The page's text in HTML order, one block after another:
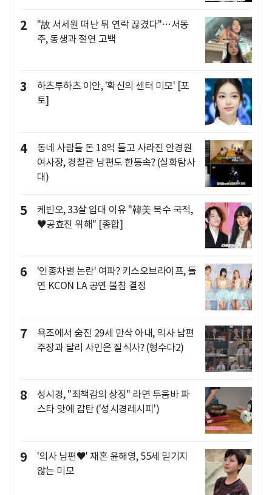
2
"故 서세원 떠난 뒤 연락 끊겼다"…서동
주, 동생과 절연 고백
3
하츠투하츠 이안, '확신의 센터 미모' [포
토]
4
동네 사람들 돈 18억 들고 사라진 안경원
여사장, 경찰관 남편도 한통속? (실화탐사
대)
5
케빈오, 33살 입대 이유 "韓美 복수 국적,
♥공효진 위해" [종합]
6
'인종차별 논란' 여파? 키스오브라이프, 돌
연 KCON LA 공연 불참 결정
7
욕조에서 숨진 29세 만삭 아내, 의사 남편
주장과 달리 사인은 질식사? (형수다2)
8
성시경, "죄책감의 상징" 라면 투움바 파
스타 맛에 감탄 ('성시경레시피')
9
'의사 남편♥' 재혼 윤해영, 55세 믿기지
않는 미모